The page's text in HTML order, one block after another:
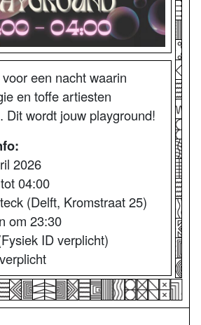
een nacht waarin
en toffe artiesten
Dit wordt jouw playground!
2026
04:00
(Delft, Kromstraat 25)
om 23:30
ID verplicht)